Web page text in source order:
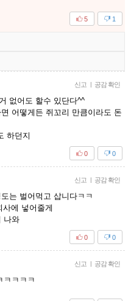
1
5
신고 | 공감 확인
없어도 할수 있단다^^
어떻게든 쥐꼬리 만큼이라도 돈
하던지
0
0
신고 | 공감 확인
는 벌어먹고 삽니다ㅋㅋ
에 넣어줄게
나와
0
0
신고 | 공감 확인
ㅋㅋㅋㅋ